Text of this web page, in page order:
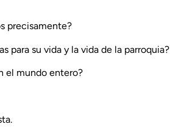
precisamente?
para su vida y la vida de la parroquia?
el mundo entero?